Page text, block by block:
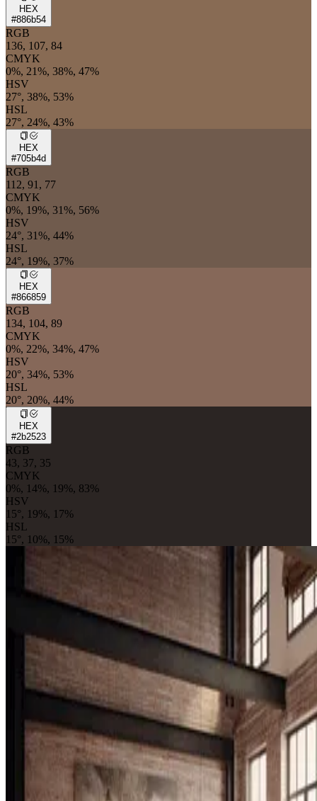
HEX
#886b54
RGB
136, 107, 84
CMYK
0%, 21%, 38%, 47%
HSV
27°, 38%, 53%
HSL
27°, 24%, 43%
HEX
#705b4d
RGB
112, 91, 77
CMYK
0%, 19%, 31%, 56%
HSV
24°, 31%, 44%
HSL
24°, 19%, 37%
HEX
#866859
RGB
134, 104, 89
CMYK
0%, 22%, 34%, 47%
HSV
20°, 34%, 53%
HSL
20°, 20%, 44%
HEX
#2b2523
RGB
43, 37, 35
CMYK
0%, 14%, 19%, 83%
HSV
15°, 19%, 17%
HSL
15°, 10%, 15%